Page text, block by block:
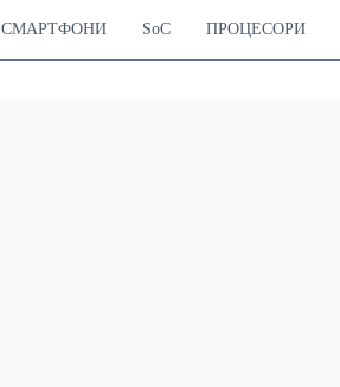
СМАРТФОНИ SoC ПРОЦЕСОРИ